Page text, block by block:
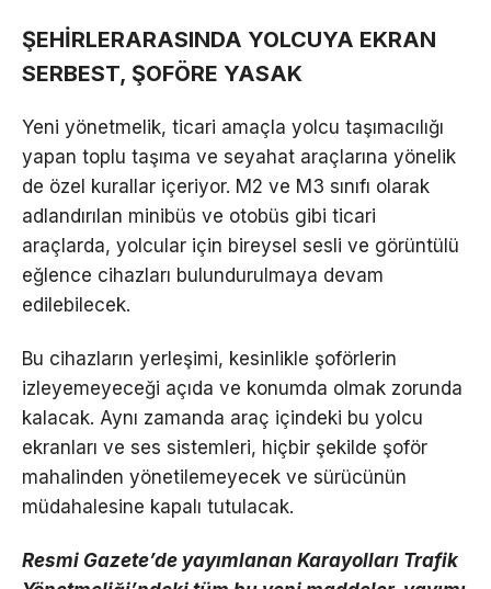
ŞEHİRLERARASINDA YOLCUYA EKRAN
SERBEST, ŞOFÖRE YASAK
Yeni yönetmelik, ticari amaçla yolcu taşımacılığı
yapan toplu taşıma ve seyahat araçlarına yönelik
de özel kurallar içeriyor. M2 ve M3 sınıfı olarak
adlandırılan minibüs ve otobüs gibi ticari
araçlarda, yolcular için bireysel sesli ve görüntülü
eğlence cihazları bulundurulmaya devam
edilebilecek.
Bu cihazların yerleşimi, kesinlikle şoförlerin
izleyemeyeceği açıda ve konumda olmak zorunda
kalacak. Aynı zamanda araç içindeki bu yolcu
ekranları ve ses sistemleri, hiçbir şekilde şoför
mahalinden yönetilemeyecek ve sürücünün
müdahalesine kapalı tutulacak.
Resmi Gazete’de yayımlanan Karayolları Trafik